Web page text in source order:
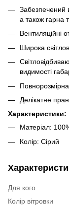
Забезпечений
а також гарна
Вентиляційні
Широка
видимості
Повнорозмірна
Делікатне
Характеристики:
Матеріал:
Колір: Сірий
Для кого
Колір вітровки